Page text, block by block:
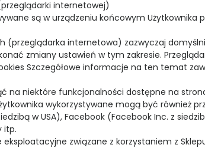
internetowej)
są w urządzeniu końcowym
internetowa) zazwyczaj
zmiany ustawień w tym zakresie.
Szczegółowe informacje na ten temat
na niektóre funkcjonalności dostępne na
wykorzystywane mogą być również
w USA), Facebook (Facebook Inc. z
itp.
związane z korzystaniem z